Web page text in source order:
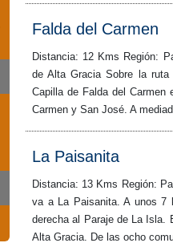
Falda del Carmen
Distancia: 12 Kms Región:
de Alta Gracia Sobre la ruta
Capilla de Falda del Carmen
Carmen y San José. A
La Paisanita
Distancia: 13 Kms Región:
va a La Paisanita. A unos
derecha al Paraje de La Isla.
Alta Gracia. De las ocho